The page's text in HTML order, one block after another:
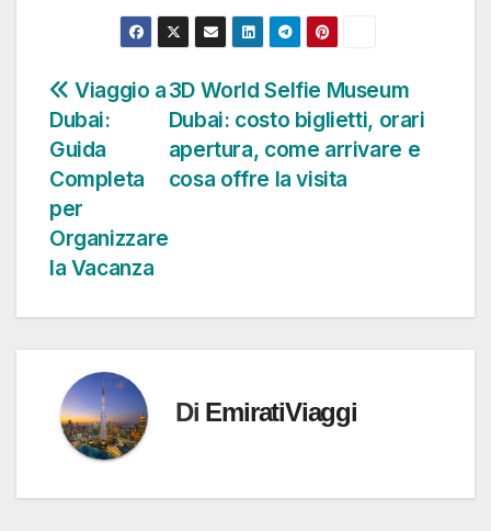
Navigazione
articoli
3D World Selfie Museum
Dubai: costo biglietti, orari
apertura, come arrivare e
cosa offre la visita
Viaggio a
Dubai:
Guida
Completa
per
Organizzare
la Vacanza
Di EmiratiViaggi